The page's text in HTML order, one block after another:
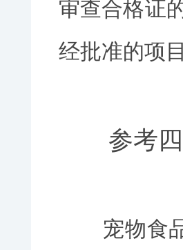
审查合格证
经批准的项
参考四
宠物食品